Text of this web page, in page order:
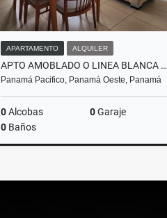
APARTAMENTO ALQUILER
APTO AMOBLADO O LINEA BLANCA EN PH MADEIRA- PANAMÁ PACIFICO
Panamá Pacifico, Panamá Oeste, Panamá
0Alcobas 0Garaje
0 Baños
US$1,200